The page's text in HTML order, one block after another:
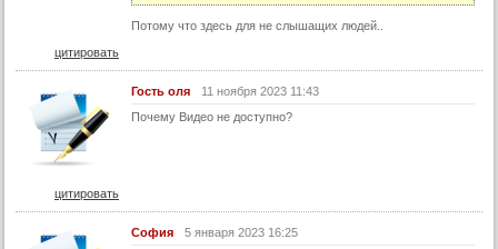
Потому что здесь для не слышащих людей..
цитировать
Гость оля
11 ноября 2023 11:43
Почему Видео не доступно?
цитировать
София
5 января 2023 16:25